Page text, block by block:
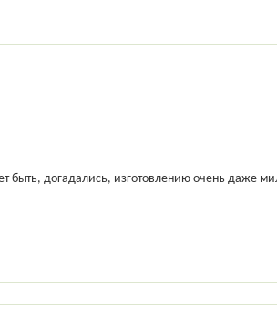
быть, догадались, изготовлению очень даже